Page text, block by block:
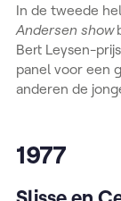
In de tweede
Andersen show
Bert Leysen-
panel voor een
anderen de
1977